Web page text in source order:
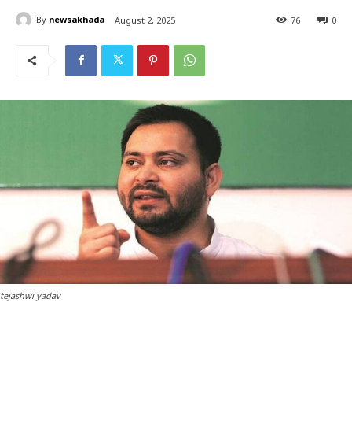
By newsakhada August 2, 2025 0
76
tejashwi yadav